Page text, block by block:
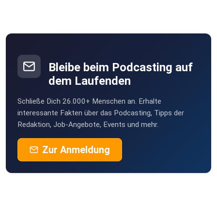
Bleibe beim Podcasting auf
dem Laufenden
Schließe Dich 26.000+ Menschen an. Erhalte
interessante Fakten über das Podcasting, Tipps der
Redaktion, Job-Angebote, Events und mehr.
Zur Anmeldung